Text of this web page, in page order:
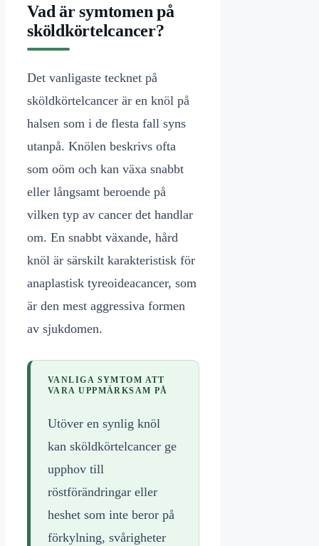
Vad är symtomen på
sköldkörtelcancer?
Det vanligaste tecknet på
sköldkörtelcancer är en knöl på
halsen som i de flesta fall syns
utanpå. Knölen beskrivs ofta
som oöm och kan växa snabbt
eller långsamt beroende på
vilken typ av cancer det handlar
om. En snabbt växande, hård
knöl är särskilt karakteristisk för
anaplastisk tyreoideacancer, som
är den mest aggressiva formen
av sjukdomen.
VANLIGA SYMTOM ATT
VARA UPPMÄRKSAM PÅ
Utöver en synlig knöl
kan sköldkörtelcancer ge
upphov till
röstförändringar eller
heshet som inte beror på
förkylning, svårigheter